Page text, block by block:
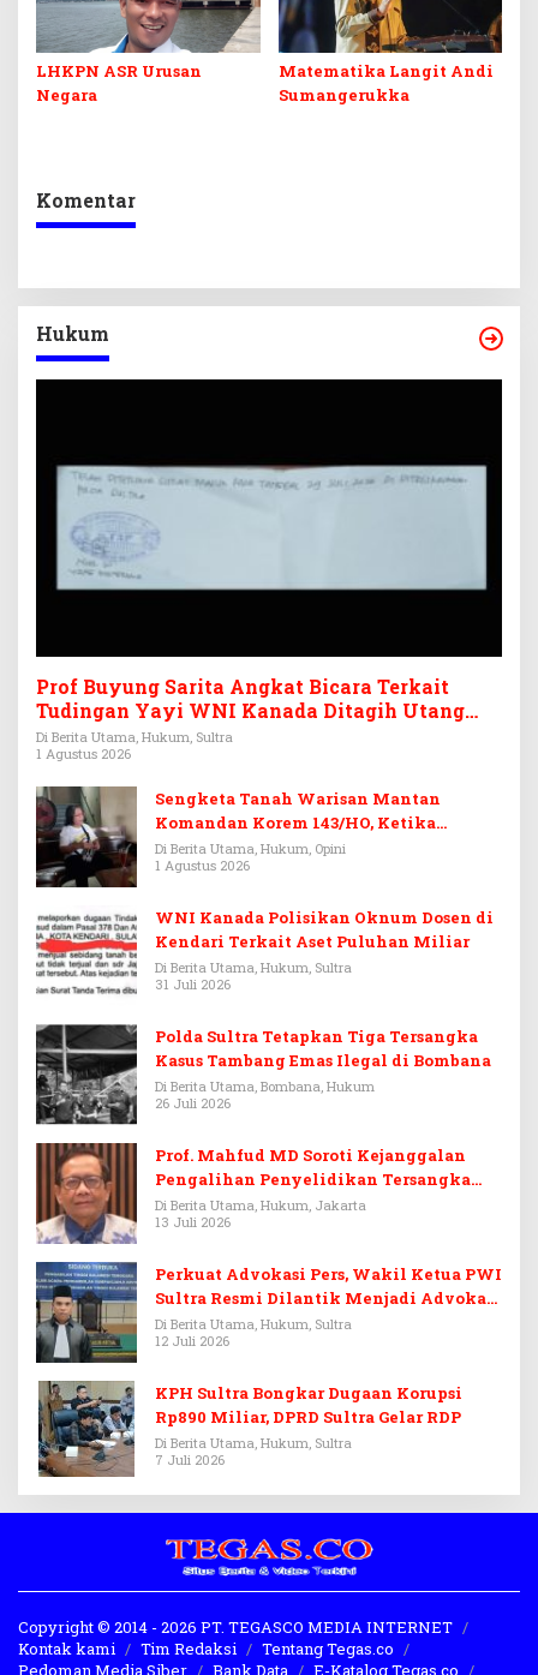
LHKPN ASR Urusan
Negara
Matematika Langit Andi
Sumangerukka
Komentar
Hukum
Prof Buyung Sarita Angkat Bicara Terkait
Tudingan Yayi WNI Kanada Ditagih Utang
Rp3,6 Miliar
Di Berita Utama, Hukum, Sultra
1 Agustus 2026
Sengketa Tanah Warisan Mantan
Komandan Korem 143/HO, Ketika
Warisan Menjadi Arena Pemerasan
Di Berita Utama, Hukum, Opini
1 Agustus 2026
WNI Kanada Polisikan Oknum Dosen di
Kendari Terkait Aset Puluhan Miliar
Di Berita Utama, Hukum, Sultra
31 Juli 2026
Polda Sultra Tetapkan Tiga Tersangka
Kasus Tambang Emas Ilegal di Bombana
Di Berita Utama, Bombana, Hukum
26 Juli 2026
Prof. Mahfud MD Soroti Kejanggalan
Pengalihan Penyelidikan Tersangka
Febrie Adriansyah
Di Berita Utama, Hukum, Jakarta
13 Juli 2026
Perkuat Advokasi Pers, Wakil Ketua PWI
Sultra Resmi Dilantik Menjadi Advokat
PERADI
Di Berita Utama, Hukum, Sultra
12 Juli 2026
KPH Sultra Bongkar Dugaan Korupsi
Rp890 Miliar, DPRD Sultra Gelar RDP
Di Berita Utama, Hukum, Sultra
7 Juli 2026
Copyright © 2014 - 2026 PT. TEGASCO MEDIA INTERNET
Kontak kami
Tim Redaksi
Tentang Tegas.co
Pedoman Media Siber
Bank Data E-Katalog Tegas.co